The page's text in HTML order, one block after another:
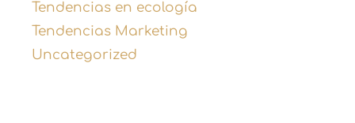
Tendencias en ecología
Tendencias Marketing
Uncategorized